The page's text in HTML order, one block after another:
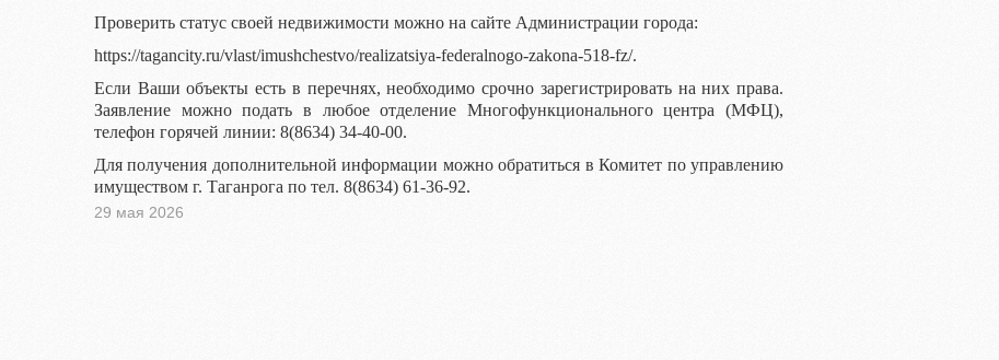
Проверить статус своей недвижимости можно на сайте Администрации города:
https://tagancity.ru/vlast/imushchestvo/realizatsiya-federalnogo-zakona-518-fz/.
Если Ваши объекты есть в перечнях, необходимо срочно зарегистрировать на них права.
Заявление можно подать в любое отделение Многофункционального центра (МФЦ),
телефон горячей линии: 8(8634) 34-40-00.
Для получения дополнительной информации можно обратиться в Комитет по управлению
имуществом г. Таганрога по тел. 8(8634) 61-36-92.
29 мая 2026